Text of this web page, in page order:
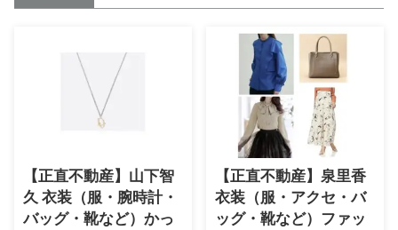
【正直不動産】山下智
久 衣装（服・腕時計・
バッグ・靴など）かっ
【正直不動産】泉里香
衣装（服・アクセ・バ
ッグ・靴など）ファッ